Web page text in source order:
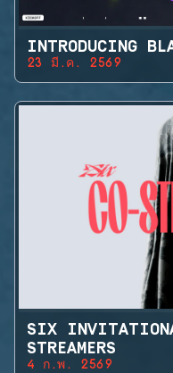
INTRODUCING
23 มี.ค. 2569
SIX
STREAMERS
4 ก.พ. 2569